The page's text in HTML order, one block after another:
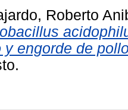
Roberto
y engorde de